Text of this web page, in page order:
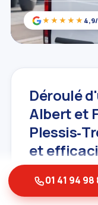
★★★★★
Déroulé
Albert et
et
Chez Albert et
transparence
01 41 94 98